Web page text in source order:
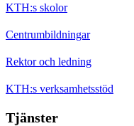
KTH:s skolor
Centrumbildningar
Rektor och ledning
KTH:s verksamhetsstöd
Tjänster